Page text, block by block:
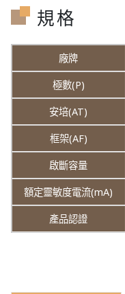
規格